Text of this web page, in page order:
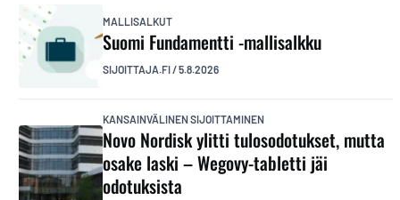
MALLISALKUT
Suomi Fundamentti -mallisalkku
SIJOITTAJA.FI/5.8.2026
KANSAINVÄLINEN SIJOITTAMINEN
Novo Nordisk ylitti tulosodotukset, mutta
osake laski – Wegovy-tabletti jäi
odotuksista